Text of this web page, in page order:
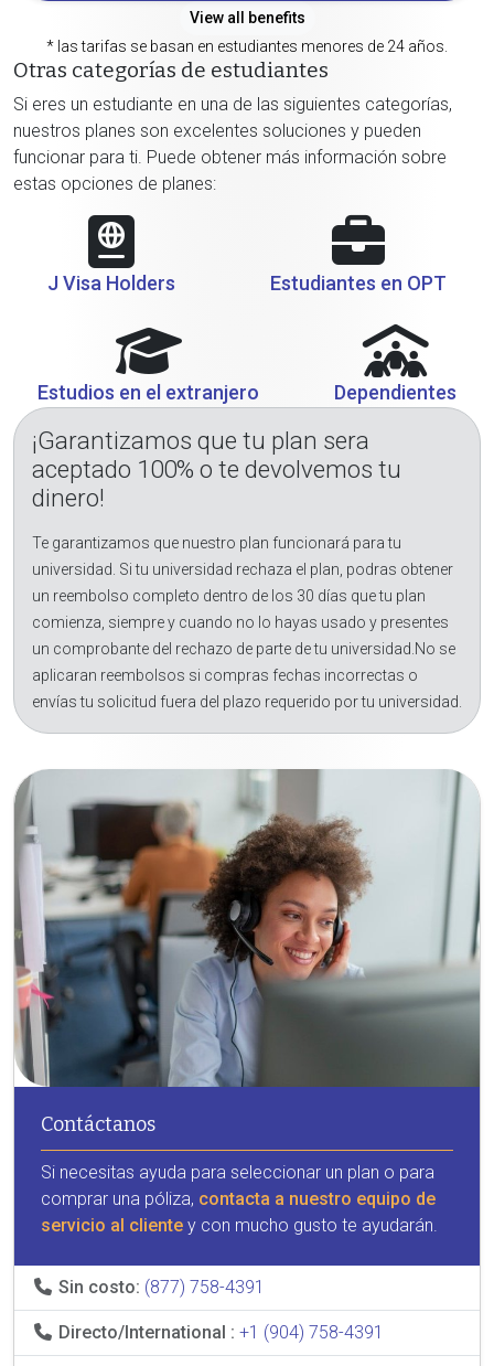
View all benefits
* las tarifas se basan en estudiantes menores de 24 años.
Otras categorías de estudiantes
Si eres un estudiante en una de las siguientes categorías,
nuestros planes son excelentes soluciones y pueden
funcionar para ti. Puede obtener más información sobre
estas opciones de planes:
J Visa Holders Estudiantes en OPT
Estudios en el extranjero Dependientes
¡Garantizamos que tu plan sera
aceptado 100% o te devolvemos tu
dinero!
Te garantizamos que nuestro plan funcionará para tu
universidad. Si tu universidad rechaza el plan, podras obtener
un reembolso completo dentro de los 30 días que tu plan
comienza, siempre y cuando no lo hayas usado y presentes
un comprobante del rechazo de parte de tu universidad.No se
aplicaran reembolsos si compras fechas incorrectas o
envías tu solicitud fuera del plazo requerido por tu universidad.
Contáctanos
Si necesitas ayuda para seleccionar un plan o para
comprar una póliza, contacta a nuestro equipo de
servicio al cliente y con mucho gusto te ayudarán.
Sin costo: (877) 758-4391
Directo/International : +1 (904) 758-4391